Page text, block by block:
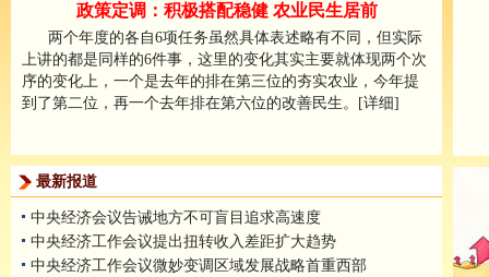
政策定调：积极搭配稳健 农业民生居前
两个年度的各自6项任务虽然具体表述略有不同，但实际
上讲的都是同样的6件事，这里的变化其实主要就体现两个次
序的变化上，一个是去年的排在第三位的夯实农业，今年提
到了第二位，再一个去年排在第六位的改善民生。[详细]
最新报道
中央经济会议告诫地方不可盲目追求高速度
中央经济工作会议提出扭转收入差距扩大趋势
中央经济工作会议微妙变调区域发展战略首重西部